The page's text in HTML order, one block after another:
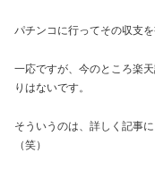
パチンコに行ってその収支
一応ですが、今のところ楽
りはないです。
そういうのは、詳しく記事
（笑）